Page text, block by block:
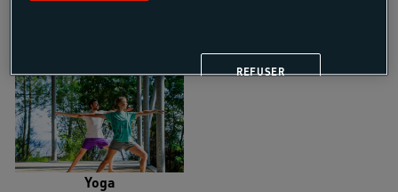
Vélo de randonnée
Yoga
REFUSER